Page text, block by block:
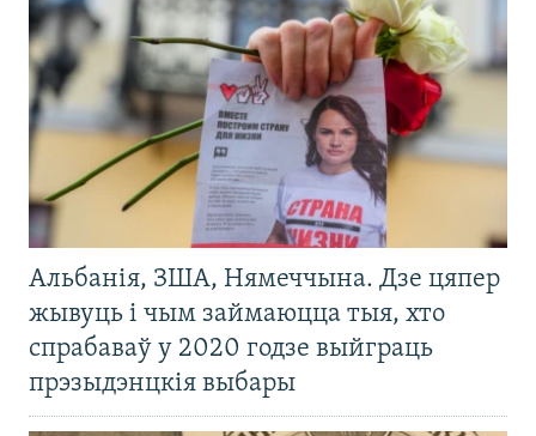
Альбанія, ЗША, Нямеччына. Дзе цяпер
жывуць і чым займаюцца тыя, хто
спрабаваў у 2020 годзе выйграць
прэзыдэнцкія выбары